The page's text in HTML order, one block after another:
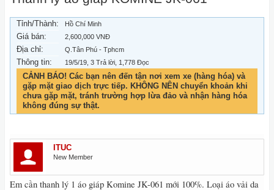
Tỉnh/Thành: Hồ Chí Minh
Giá bán: 2,600,000 VNĐ
Địa chỉ: Q.Tân Phú - Tphcm
Thông tin: 19/5/19 , 3 Trả lời, 1,778 Đọc
CẢNH BÁO! Các bạn nên đến tận nơi xem xe (hàng hóa) và
gặp mặt giao dịch trực tiếp. KHÔNG NÊN chuyển khoản khi
chưa gặp mặt, tránh trường hợp lừa đảo và nhận hàng hóa
không đúng sự thật.
ITUC
New Member
Em cần thanh lý 1 áo giáp Komine JK-061 mới 100%. Loại áo vải da